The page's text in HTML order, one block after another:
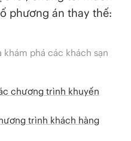
phương án thay thế:
phá các khách sạn
chương trình khuyến
trình khách hàng